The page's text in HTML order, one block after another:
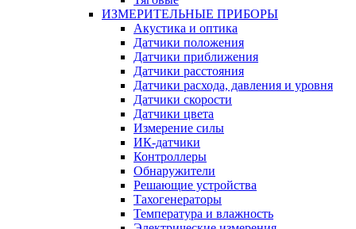
ИЗМЕРИТЕЛЬНЫЕ ПРИБОРЫ
Акустика и оптика
Датчики положения
Датчики приближения
Датчики расстояния
Датчики расхода, давления и уровня
Датчики скорости
Датчики цвета
Измерение силы
ИК-датчики
Контроллеры
Обнаружители
Решающие устройства
Тахогенераторы
Температура и влажность